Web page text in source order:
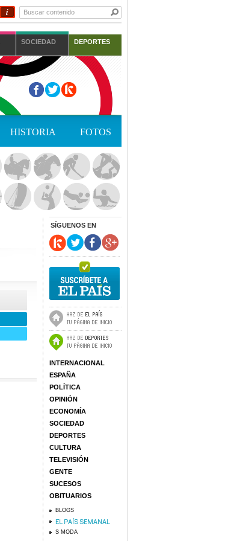
i
SOCIEDAD DEPORTES
HISTORIA FOTOS
SÍGUENOS EN
INTERNACIONAL
ESPAÑA
POLÍTICA
OPINIÓN
ECONOMÍA
SOCIEDAD
DEPORTES
CULTURA
TELEVISIÓN
GENTE
SUCESOS
OBITUARIOS
BLOGS
S MODA